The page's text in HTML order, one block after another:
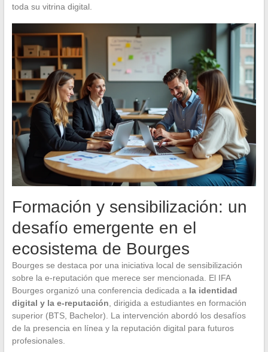
toda su vitrina digital.
Formación y sensibilización: un
desafío emergente en el
ecosistema de Bourges
Bourges se destaca por una iniciativa local de sensibilización
sobre la e-reputación que merece ser mencionada. El IFA
Bourges organizó una conferencia dedicada a la identidad
digital y la e-reputación, dirigida a estudiantes en formación
superior (BTS, Bachelor). La intervención abordó los desafíos
de la presencia en línea y la reputación digital para futuros
profesionales.